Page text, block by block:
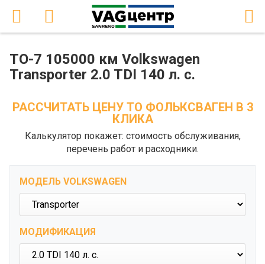
ТО-7 105000 км Volkswagen
Transporter 2.0 TDI 140 л. с.
РАССЧИТАТЬ ЦЕНУ ТО ФОЛЬКСВАГЕН В 3
КЛИКА
Калькулятор покажет: стоимость обслуживания,
перечень работ и расходники.
МОДЕЛЬ VOLKSWAGEN
МОДИФИКАЦИЯ